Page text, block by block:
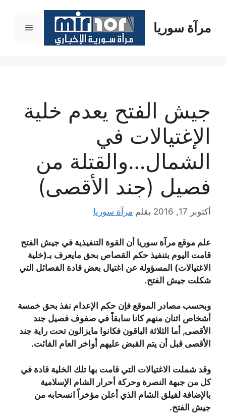
المحتوىمرآة سوريا القائمة
جيش الفتح يعدم خلية
الإغتيالات في
الشمال…والقتلة من
فصيل (جند الأقصى)
أكتوبر 17, 2016 بقلم مرآة سوريا
علم موقع مرآة سوريا أن القوة التنفيذية في جيش الفتح
قامت اليوم بتنفيذ حكم القصاص بحق مايعرف بـ(خلية
الاغتيالات) المسؤولة عن اغتيال بعض قادة الفصائل التي
شكلت جيش الفتح.
وبحسب مصادر الموقع فإن حكم الإعدام نفذ بحق خمسة
أشخاص اثنان منهم كانا سابقاً في صفوف فصيل جند
الأقصى, أما الثلاثة الباقون فكانوا مايزالون تحت راية جند
الأقصى قبل أن يتم القبض عليهم أواخر العام الفائت.
وقد شملت الاغتيالات التي قامت بها تلك الخلية قادة في
كل من جبهة النصرة وحركة أحرار الشام الإسلامية
بالإضافة لفيلق الشام الذي أعلن مؤخراً انسحابه من
جيش الفتح.